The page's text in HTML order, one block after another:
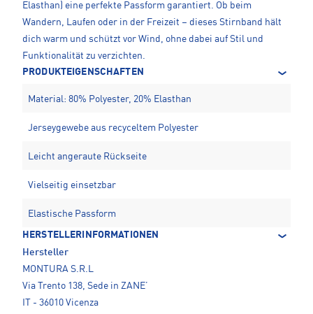
Elasthan) eine perfekte Passform garantiert. Ob beim
Wandern, Laufen oder in der Freizeit – dieses Stirnband hält
dich warm und schützt vor Wind, ohne dabei auf Stil und
Funktionalität zu verzichten.
PRODUKTEIGENSCHAFTEN
Material: 80% Polyester, 20% Elasthan
Jerseygewebe aus recyceltem Polyester
Leicht angeraute Rückseite
Vielseitig einsetzbar
Elastische Passform
HERSTELLERINFORMATIONEN
Hersteller
MONTURA S.R.L
Via Trento 138, Sede in ZANE’
IT - 36010 Vicenza